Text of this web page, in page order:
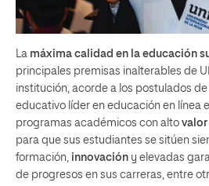
La máxima calidad en la educación
principales premisas inalterables de
institución, acorde a los postulados de
educativo líder en educación en línea
programas académicos con alto
para que sus estudiantes se sitúen
formación, innovación y elevadas
de progresos en sus carreras, entre